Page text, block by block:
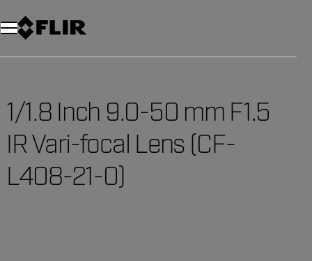
Unread messages
Modello
Rimuovi
articoli
articolo
Aggiungi al carrello
Aggiunto al carrello
1/1.8 Inch 9.0-50 mm F1.5
IR Vari-focal Lens (CF-
L408-21-0)